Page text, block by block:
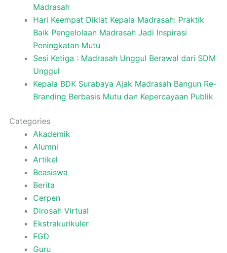
Madrasah
Hari Keempat Diklat Kepala Madrasah: Praktik
Baik Pengelolaan Madrasah Jadi Inspirasi
Peningkatan Mutu
Sesi Ketiga : Madrasah Unggul Berawal dari SDM
Unggul
Kepala BDK Surabaya Ajak Madrasah Bangun Re-
Branding Berbasis Mutu dan Kepercayaan Publik
Categories
Akademik
Alumni
Artikel
Beasiswa
Berita
Cerpen
Dirosah Virtual
Ekstrakurikuler
FGD
Guru